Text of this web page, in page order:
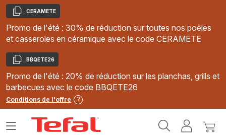
Copier
CERAMETE
Promo de l'été : 30% de réduction sur toutes nos poêles
et casseroles en céramique avec le code CERAMETE
Copier
BBQETE26
Promo de l'été : 20% de réduction sur les planchas, grills et
barbecues avec le code BBQETE26
Conditions de l'offre
MonMon
Ouvrir